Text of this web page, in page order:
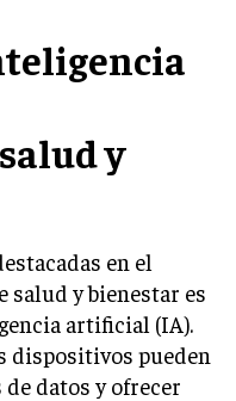
y
en el
salud y bienestar es
artificial (IA).
dispositivos pueden
datos y ofrecer